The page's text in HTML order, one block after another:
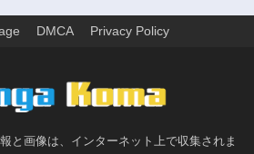
第66話
第64話
1年前
1年前
DMCA Privacy Policy
と画像は、インターネット上で収集されま